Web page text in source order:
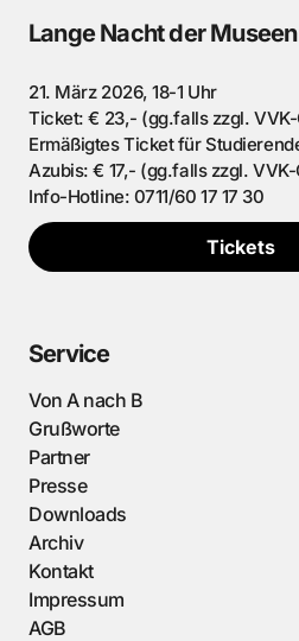
Lange Nacht der
21. März 2026, 18-1 Uhr
Ticket: € 23,- (gg.falls zzgl.
Ermäßigtes Ticket für
Azubis: € 17,- (gg.falls zzgl.
Info-Hotline: 0711/60 17 17 30
Tickets
Service
Von A nach B
Grußworte
Partner
Presse
Downloads
Archiv
Kontakt
Impressum
AGB